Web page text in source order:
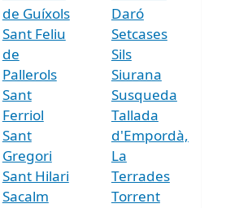
de Guíxols
Sant Feliu
de
Pallerols
Sant
Ferriol
Sant
Gregori
Sant Hilari
Sacalm
Daró
Setcases
Sils
Siurana
Susqueda
Tallada
d'Empordà,
La
Terrades
Torrent